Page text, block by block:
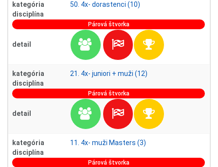
kategória
50. 4x- dorastenci (10)
disciplína
Párová štvorka
detail
kategória
21. 4x- juniori + muži (12)
disciplína
Párová štvorka
detail
kategória
11. 4x- muži Masters (3)
disciplína
Párová štvorka